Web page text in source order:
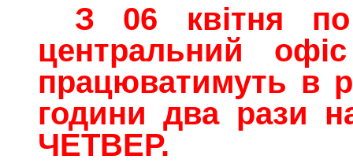
З 06 квітня
центральний
працюватимуть в
години два рази
ЧЕТВЕР.